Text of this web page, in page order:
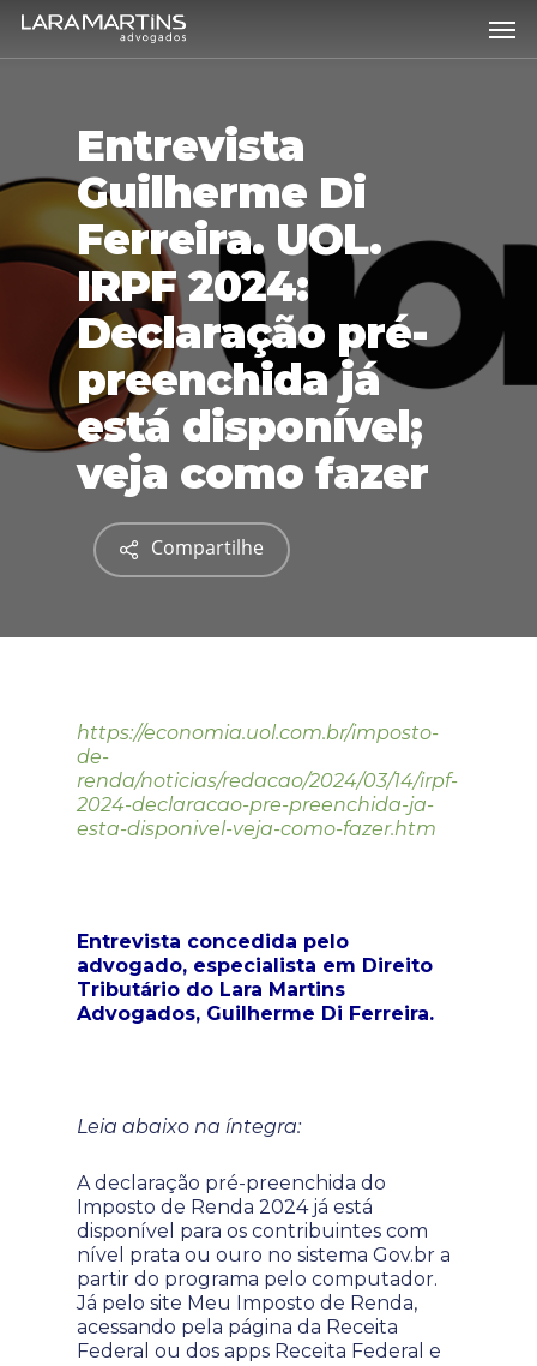
Skip
main
Entrevista
Guilherme Di
Ferreira. UOL.
IRPF 2024:
Declaração pré-
preenchida já
está disponível;
veja como fazer
Compartilhe
https://economia.uol.com.br/imposto-
de-
renda/noticias/redacao/2024/03/14/irpf-
2024-declaracao-pre-preenchida-ja-
esta-disponivel-veja-como-fazer.htm
Entrevista concedida pelo
advogado, especialista em Direito
Tributário do Lara Martins
Advogados, Guilherme Di Ferreira.
Leia abaixo na íntegra:
A declaração pré-preenchida do
Imposto de Renda 2024 já está
disponível para os contribuintes com
nível prata ou ouro no sistema Gov.br a
partir do programa pelo computador.
Já pelo site Meu Imposto de Renda,
acessando pela página da Receita
Federal ou dos apps Receita Federal e